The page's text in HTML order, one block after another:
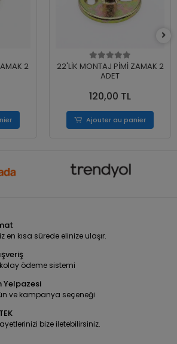
2
22'LİK MONTAJ PİMİ ZAMAK 2
ADET
120,00 TL
Ajouter au panier
en kısa sürede elinize ulaşır.
ödeme sistemi
Yelpazesi
ve kampanya seçeneği
bize iletebilirsiniz.